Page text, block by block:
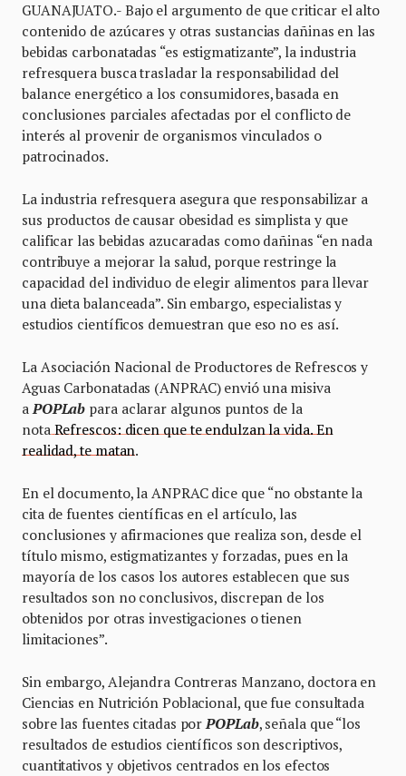
GUANAJUATO.- Bajo el argumento de que criticar el alto
contenido de azúcares y otras sustancias dañinas en las
bebidas carbonatadas “es estigmatizante”, la industria
refresquera busca trasladar la responsabilidad del
balance energético a los consumidores, basada en
conclusiones parciales afectadas por el conflicto de
interés al provenir de organismos vinculados o
patrocinados.
La industria refresquera asegura que responsabilizar a
sus productos de causar obesidad es simplista y que
calificar las bebidas azucaradas como dañinas “en nada
contribuye a mejorar la salud, porque restringe la
capacidad del individuo de elegir alimentos para llevar
una dieta balanceada”. Sin embargo, especialistas y
estudios científicos demuestran que eso no es así.
La Asociación Nacional de Productores de Refrescos y
Aguas Carbonatadas (ANPRAC) envió una misiva
aPOPLab para aclarar algunos puntos de la
notaRefrescos: dicen que te endulzan la vida. En
realidad, te matan.
En el documento, la ANPRAC dice que “no obstante la
cita de fuentes científicas en el artículo, las
conclusiones y afirmaciones que realiza son, desde el
título mismo, estigmatizantes y forzadas, pues en la
mayoría de los casos los autores establecen que sus
resultados son no conclusivos, discrepan de los
obtenidos por otras investigaciones o tienen
limitaciones”.
Sin embargo, Alejandra Contreras Manzano, doctora en
Ciencias en Nutrición Poblacional, que fue consultada
sobre las fuentes citadas porPOPLab, señala que “los
resultados de estudios científicos son descriptivos,
cuantitativos y objetivos centrados en los efectos